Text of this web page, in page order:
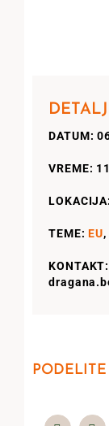
DATUM:
VREME:
TEME:EU
KONTAKT:
PODELITE